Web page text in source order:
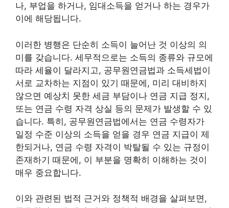
나, 부업을 하거나, 임대소득을 얻거나 하는 경우가
이에 해당됩니다.
이러한 병행은 단순히 소득이 늘어난 것 이상의 의
미를 갖습니다. 세무적으로는 소득의 종류와 규모에
따라 세율이 달라지고, 공무원연금법과 소득세법이
서로 교차하는 지점이 있기 때문에, 미리 대비하지
않으면 예상치 못한 세금 부담이나 연금 지급 정지,
또는 연금 수령 자격 상실 등의 문제가 발생할 수 있
습니다. 특히, 공무원연금법에서는 연금 수령자가
일정 수준 이상의 소득을 얻을 경우 연금 지급이 제
한되거나, 연금 수령 자격이 박탈될 수 있는 규정이
존재하기 때문에, 이 부분을 명확히 이해하는 것이
매우 중요합니다.
이와 관련된 법적 근거와 정책적 배경을 살펴보면,